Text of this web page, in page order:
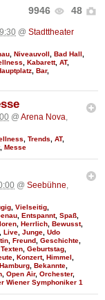
9946 48
@ Stadttheater
Niveauvoll Bad Hall
Kabarett, AT,
Bar,
@ Arena Nova,
Trends AT,
, Messe
@ Seebühne,
, Vielseitig,
, Entspannt, Spaß,
, Herrlich, Bewusst,
, Live, Junge, Udo
, Freund, Geschichte,
Texten, Geburtstag,
, Konzert, Himmel ,
Hamburg, Bekannte,
, Open Air, Orchester,
Wiener Symphoniker 1